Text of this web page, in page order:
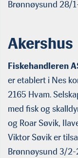
Brønnøysund 28/
Akershus
Fiskehandleren
er etablert i Nes
2165 Hvam.
med fisk og
og Roar Søvik,
Viktor Søvik er
Brønnøysund 3/